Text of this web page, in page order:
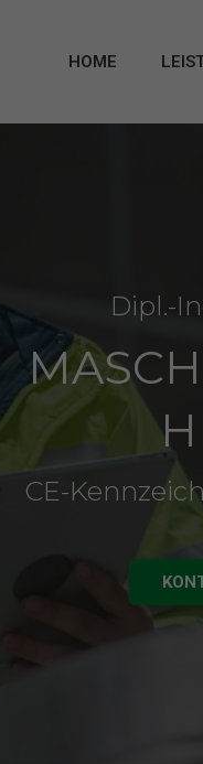
HOME
Dipl.-
CE-